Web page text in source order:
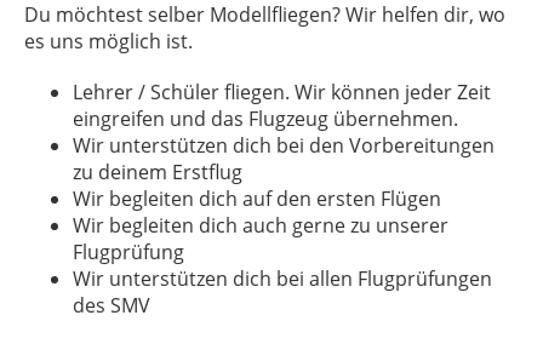
Du möchtest selber Modellfliegen? Wir helfen dir, wo
es uns möglich ist.
Lehrer / Schüler fliegen. Wir können jeder Zeit
eingreifen und das Flugzeug übernehmen.
Wir unterstützen dich bei den Vorbereitungen
zu deinem Erstflug
Wir begleiten dich auf den ersten Flügen
Wir begleiten dich auch gerne zu unserer
Flugprüfung
Wir unterstützen dich bei allen Flugprüfungen
des SMV